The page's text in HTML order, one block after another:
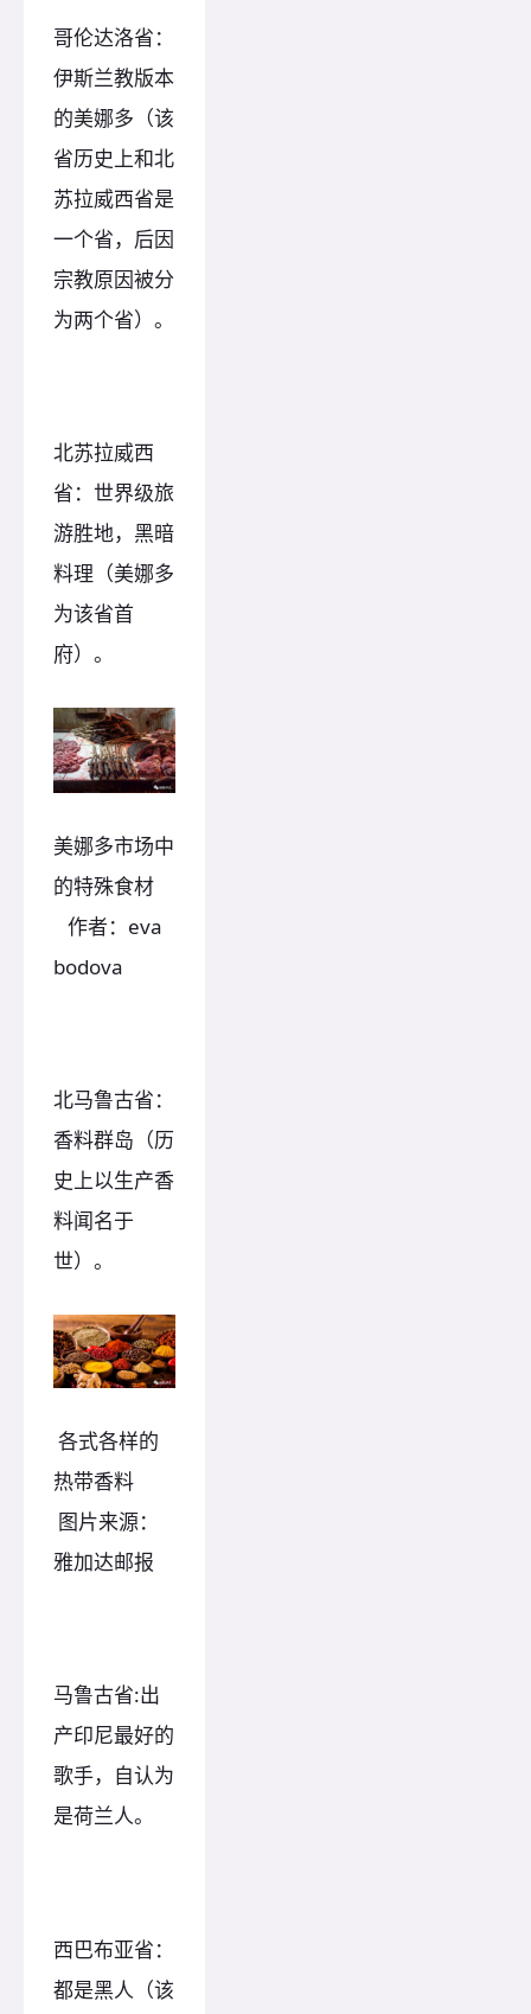
哥伦达洛省：
伊斯兰教版本
的美娜多（该
省历史上和北
苏拉威西省是
一个省，后因
宗教原因被分
为两个省）。
北苏拉威西
省：世界级旅
游胜地，黑暗
料理（美娜多
为该省首
府）。
美娜多市场中
的特殊食材
作者：eva
bodova
北马鲁古省：
香料群岛（历
史上以生产香
料闻名于
世）。
各式各样的
热带香料
图片来源：
雅加达邮报
马鲁古省:出
产印尼最好的
歌手，自认为
是荷兰人。
西巴布亚省：
都是黑人（该